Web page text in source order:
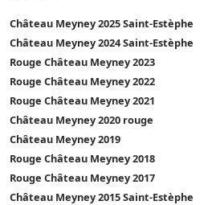
Château Meyney 2025 Saint-Estèphe
Château Meyney 2024 Saint-Estèphe
Rouge Château Meyney 2023
Rouge Château Meyney 2022
Rouge Château Meyney 2021
Château Meyney 2020 rouge
Château Meyney 2019
Rouge Château Meyney 2018
Rouge Château Meyney 2017
Château Meyney 2015 Saint-Estèphe